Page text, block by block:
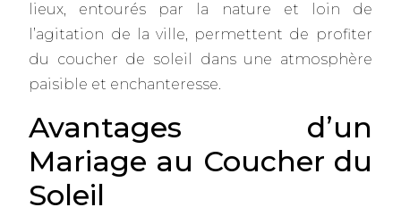
lieux, entourés par la nature et loin de
l’agitation de la ville, permettent de profiter
du coucher de soleil dans une atmosphère
paisible et enchanteresse.
Avantages d’un
Mariage au Coucher du
Soleil